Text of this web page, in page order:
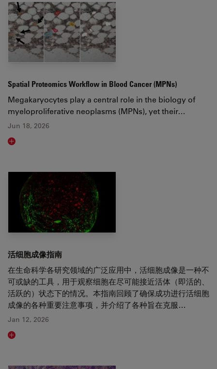
Spatial Proteomics Workflow in Blood Cancer (MPNs)
Megakaryocytes play a central role in the biology of
myeloproliferative neoplasms (MPNs), yet their…
Jun 18, 2026
Read article
活细胞成像指南
在生命科学各研究领域的广泛应用中，活细胞成像是一种不
可或缺的工具，用于观察细胞在尽可能接近活体（即活的、
活跃的）状态下的情况。本指南回顾了确保成功进行活细胞
成像的各种重要注意事项，并介绍了各种旨在克服…
Jan 12, 2026
Read article